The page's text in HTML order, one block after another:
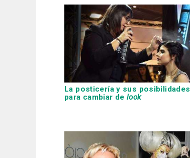
La posticería y sus posibilidades
para cambiar delook